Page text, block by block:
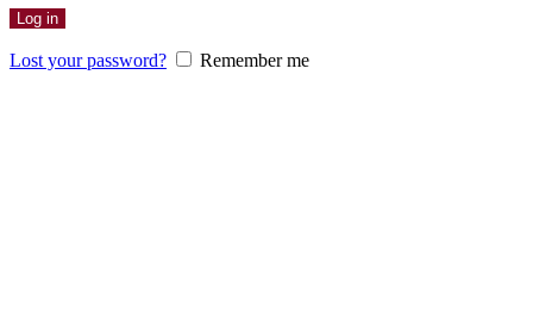
Log in
Lost your password? Remember me